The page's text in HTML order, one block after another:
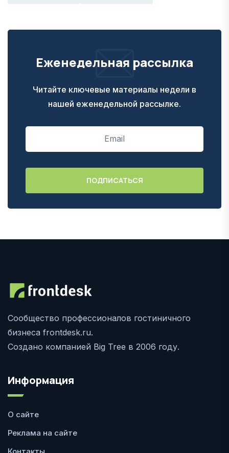
Еженедельная рассылка
Читайте ключевые материалы недели в
нашей еженедельной рассылке.
Сообщество профессионалов гостиничного
бизнеса frontdesk.ru.
Создано компанией Big Tree в 2006 году.
Информация
О сайте
Реклама на сайте